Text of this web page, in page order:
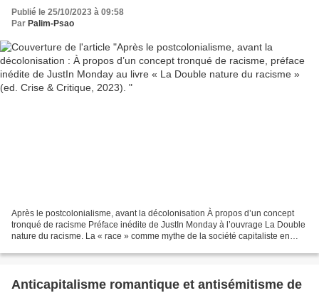
& Critique, 2023).
Publié le 25/10/2023 à 09:58
Par Palim-Psao
Après le postcolonialisme, avant la décolonisation À propos d’un concept
tronqué de racisme Préface inédite de JustIn Monday à l’ouvrage La Double
nature du racisme. La « race » comme mythe de la société capitaliste en
Anticapitalisme romantique et antisémitisme de